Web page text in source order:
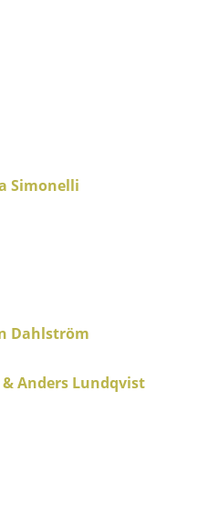
Simonelli
Dahlström
& Anders Lundqvist